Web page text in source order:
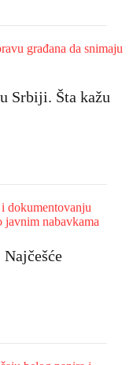
Srbiji. Šta kažu